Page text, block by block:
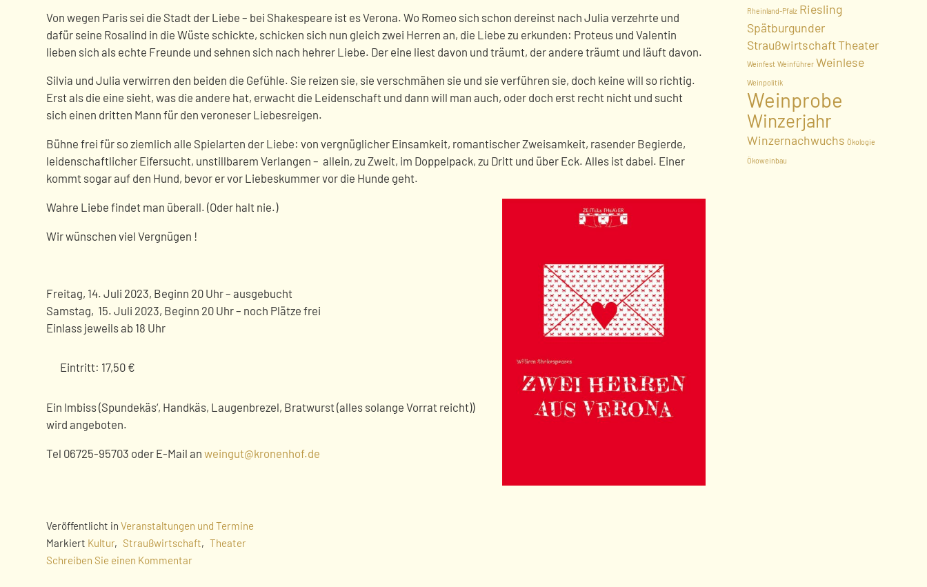
Von wegen Paris sei die Stadt der Liebe – bei Shakespeare ist es Verona. Wo Romeo sich schon dereinst nach Julia verzehrte und
dafür seine Rosalind in die Wüste schickte, schicken sich nun gleich zwei Herren an, die Liebe zu erkunden: Proteus und Valentin
lieben sich als echte Freunde und sehnen sich nach hehrer Liebe. Der eine liest davon und träumt, der andere träumt und läuft davon.
Silvia und Julia verwirren den beiden die Gefühle. Sie reizen sie, sie verschmähen sie und sie verführen sie, doch keine will so richtig.
Erst als die eine sieht, was die andere hat, erwacht die Leidenschaft und dann will man auch, oder doch erst recht nicht und sucht
sich einen dritten Mann für den veroneser Liebesreigen.
Bühne frei für so ziemlich alle Spielarten der Liebe: von vergnüglicher Einsamkeit, romantischer Zweisamkeit, rasender Begierde,
leidenschaftlicher Eifersucht, unstillbarem Verlangen – allein, zu Zweit, im Doppelpack, zu Dritt und über Eck. Alles ist dabei. Einer
kommt sogar auf den Hund, bevor er vor Liebeskummer vor die Hunde geht.
Wahre Liebe findet man überall. (Oder halt nie.)
Wir wünschen viel Vergnügen !
Freitag, 14. Juli 2023, Beginn 20 Uhr – ausgebucht
Samstag, 15. Juli 2023, Beginn 20 Uhr – noch Plätze frei
Einlass jeweils ab 18 Uhr
Eintritt: 17,50 €
Ein Imbiss (Spundekäs‘, Handkäs, Laugenbrezel, Bratwurst (alles solange Vorrat reicht))
wird angeboten.
Tel 06725-95703 oder E-Mail anweingut@kronenhof.de
Veröffentlicht inVeranstaltungen und Termine
Markiert Kultur, Straußwirtschaft, Theater
Schreiben Sie einen Kommentar
Rheinland-Pfalz Riesling
Spätburgunder
StraußwirtschaftTheater
Weinfest Weinführer Weinlese
Weinpolitik
Weinprobe
Winzerjahr
Winzernachwuchs Ökologie
Ökoweinbau